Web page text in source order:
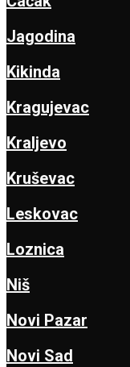
Jagodina
Kikinda
Kragujevac
Kraljevo
Kruševac
Leskovac
Loznica
Niš
Novi Pazar
Novi Sad